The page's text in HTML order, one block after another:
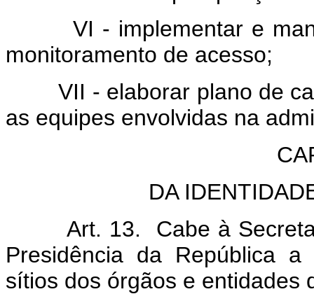
VI - implementar e
monitoramento de acesso;
VII - elaborar plano de
as equipes envolvidas na
DA
Art. 13. Cabe à
Presidência da República
sítios dos órgãos e entidades